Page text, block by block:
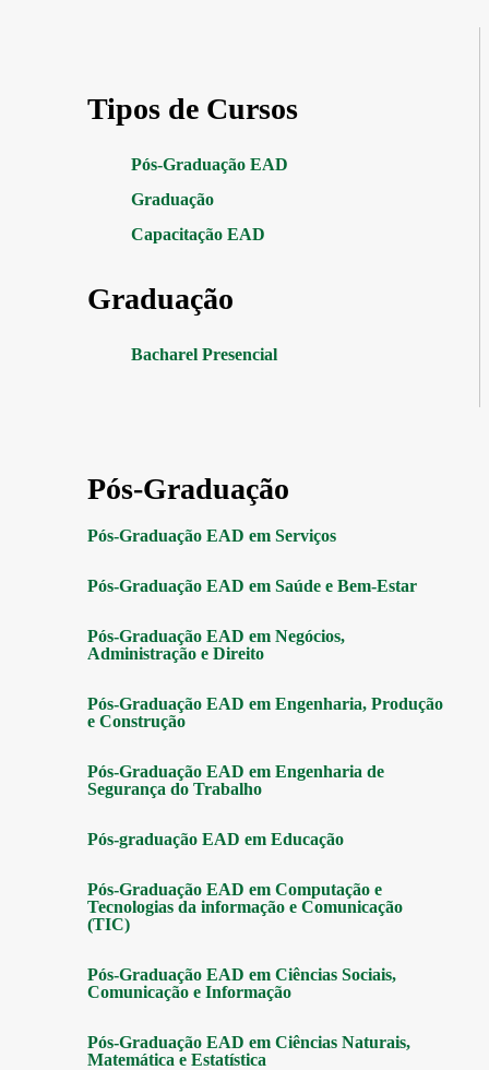
Tipos de Cursos
Pós-Graduação EAD
Graduação
Capacitação EAD
Graduação
Bacharel Presencial
Pós-Graduação
Pós-Graduação EAD em Serviços
Pós-Graduação EAD em Saúde e Bem-Estar
Pós-Graduação EAD em Negócios,
Administração e Direito
Pós-Graduação EAD em Engenharia, Produção
e Construção
Pós-Graduação EAD em Engenharia de
Segurança do Trabalho
Pós-graduação EAD em Educação
Pós-Graduação EAD em Computação e
Tecnologias da informação e Comunicação
(TIC)
Pós-Graduação EAD em Ciências Sociais,
Comunicação e Informação
Pós-Graduação EAD em Ciências Naturais,
Matemática e Estatística